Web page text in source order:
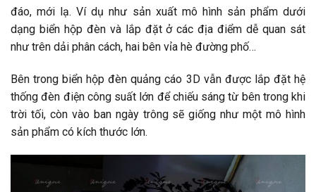
đáo, mới lạ. Ví dụ như sản xuất mô hình sản phẩm dưới
dạng biển hộp đèn và lắp đặt ở các địa điểm dễ quan sát
như trên dải phân cách, hai bên vỉa hè đường phố…
Bên trong biển hộp đèn quảng cáo 3D vẫn được lắp đặt hệ
thống đèn điện công suất lớn để chiếu sáng từ bên trong khi
trời tối, còn vào ban ngày trông sẽ giống như một mô hình
sản phẩm có kích thước lớn.